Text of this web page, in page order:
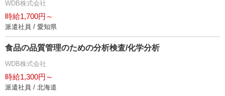
WDB株式会社
時給1,700円～
派遣社員 / 愛知県
食品の品質管理のための分析検査/化学分析
WDB株式会社
時給1,300円～
派遣社員 / 北海道